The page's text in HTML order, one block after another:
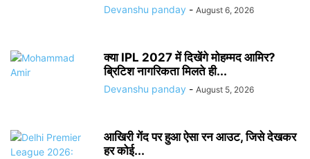
Devanshu panday - August 6, 2026
क्या IPL 2027 में दिखेंगे मोहम्मद आमिर?
ब्रिटिश नागरिकता मिलते ही...
Devanshu panday - August 5, 2026
आखिरी गेंद पर हुआ ऐसा रन आउट, जिसे देखकर
हर कोई...